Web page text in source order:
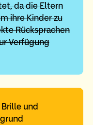
da die Eltern
ihre Kinder zu
Rücksprachen
Verfügung